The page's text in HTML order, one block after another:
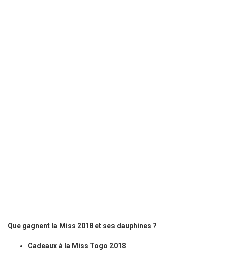
Que gagnent la Miss 2018 et ses dauphines ?
Cadeaux à la Miss Togo 2018